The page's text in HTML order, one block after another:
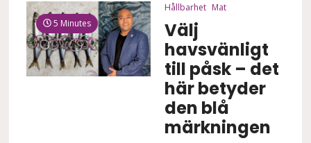
5 Minutes
Hållbarhet Mat
Välj
havsvänligt
till påsk – det
här betyder
den blå
märkningen